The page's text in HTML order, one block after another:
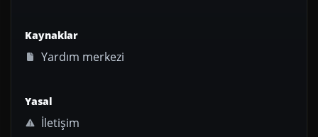
Kaynaklar
Yardım merkezi
Yasal
İletişim